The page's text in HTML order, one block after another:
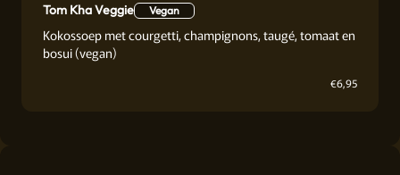
Tom Kha Veggie Vegan
Kokossoep met courgetti, champignons, taugé, tomaat en
bosui (vegan)
€6,95